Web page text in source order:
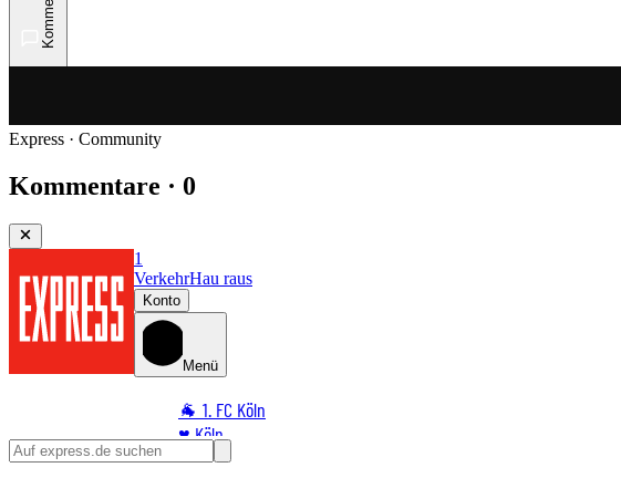
Express · Community
Kommentare · 0
1
VerkehrHau raus
Konto
Menü
🐐 1. FC Köln
♥️ Köln
⭐ Promi